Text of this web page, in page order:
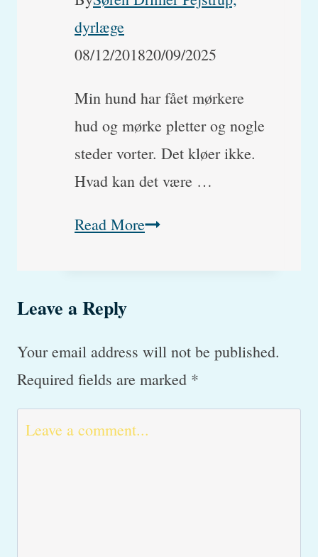
dyrlæge
08/12/201820/09/2025
Min hund har fået mørkere
hud og mørke pletter og nogle
steder vorter. Det kløer ikke.
Hvad kan det være …
Read MoreHund
huden
og
Leave a Reply
Your email address will not be published.
Required fields are marked *